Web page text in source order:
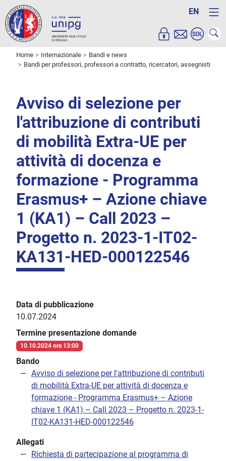
EN
Home Internazionale
Bandi e news
Bandi per professori, professori a contratto, ricercatori, assegnisti
Avviso di selezione per
l'attribuzione di contributi
di mobilità Extra-UE per
attività di docenza e
formazione - Programma
Erasmus+ – Azione chiave
1 (KA1) – Call 2023 –
Progetto n. 2023-1-IT02-
KA131-HED-000122546
Data di pubblicazione
10.07.2024
Termine presentazione domande
10.10.2024 ore 13:00
Bando
Avviso di selezione per l'attribuzione di contributi
di mobilità Extra-UE per attività di docenza e
formazione - Programma Erasmus+ – Azione
chiave 1 (KA1) – Call 2023 – Progetto n. 2023-1-
IT02-KA131-HED-000122546
Allegati
Richiesta di partecipazione al programma di